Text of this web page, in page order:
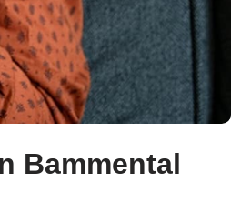
Bammental